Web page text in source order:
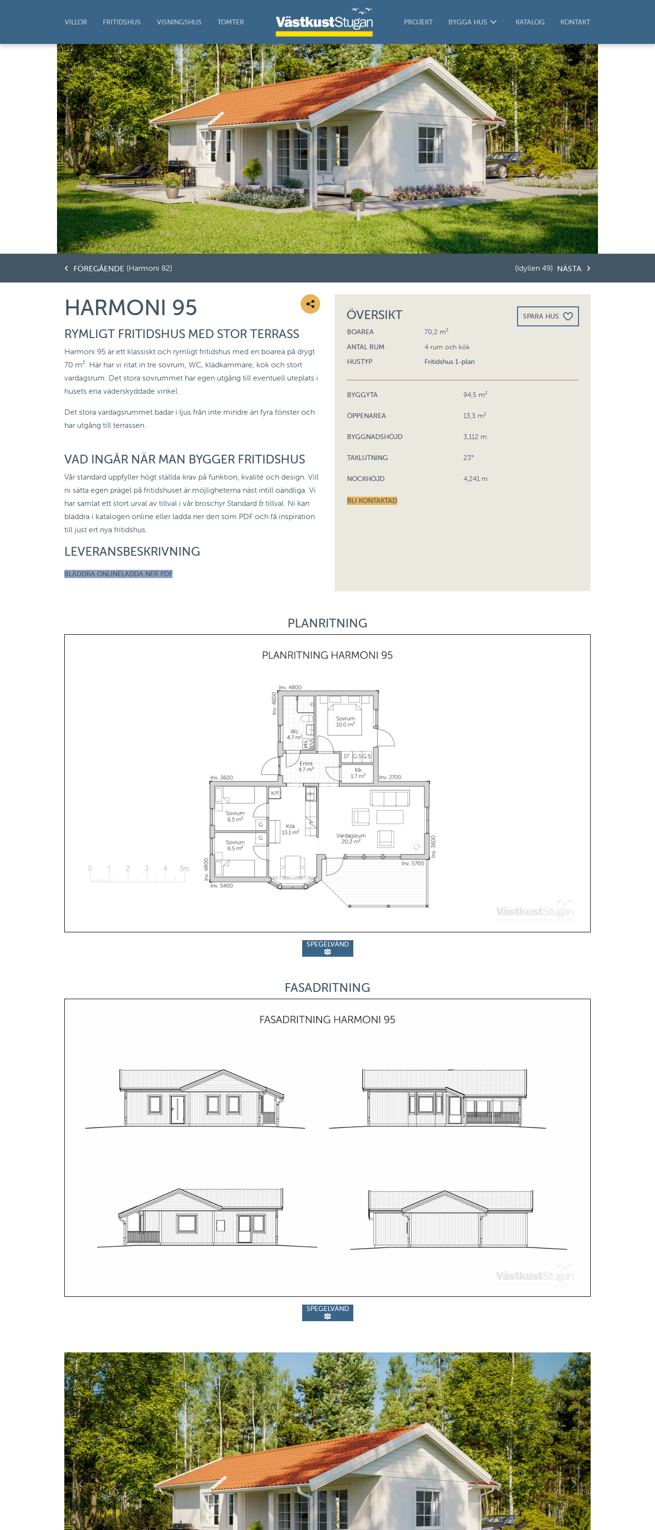
VILLOR FRITIDSHUS VISNINGSHUS TOMTER PROJEKT BYGGA HUS KATALOG KONTAKT
(Harmoni 82)
FÖREGÅENDE NÄSTA
(Idyllen 49)
HARMONI 95
RYMLIGT FRITIDSHUS MED STOR TERRASS
Harmoni 95 är ett klassiskt och rymligt fritidshus med en boarea på drygt
70 m². Här har vi ritat in tre sovrum, WC, klädkammare, kök och stort
vardagsrum. Det stora sovrummet har egen utgång till eventuell uteplats i
husets ena väderskyddade vinkel.
Det stora vardagsrummet badar i ljus från inte mindre än fyra fönster och
har utgång till terrassen.
VAD INGÅR NÄR MAN BYGGER FRITIDSHUS
Vår standard uppfyller högt ställda krav på funktion, kvalité och design. Vill
ni sätta egen prägel på fritidshuset är möjligheterna näst intill oändliga. Vi
har samlat ett stort urval av tillval i vår broschyr Standard & tillval. Ni kan
bläddra i katalogen online eller ladda ner den som PDF och få inspiration
till just ert nya fritidshus.
LEVERANSBESKRIVNING
BLÄDDRA ONLINELADDA NER PDF
ÖVERSIKT
SPARA HUS
BOAREA
70,2 m²
ANTAL RUM
4 rum och kök
HUSTYP
Fritidshus 1-plan
BYGGYTA 94,5 m²
ÖPPENAREA 13,3 m²
BYGGNADSHÖJD 3,112 m
TAKLUTNING 23°
NOCKHÖJD 4,241 m
BLI KONTAKTAD
PLANRITNING
SPEGELVÄND
FASADRITNING
SPEGELVÄND